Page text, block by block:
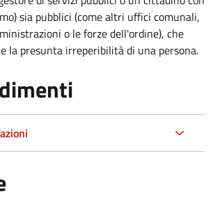
sia pubblici (come altri uffici comunali,
o le forze dell'ordine), che
la presunta irreperibilità di una persona.